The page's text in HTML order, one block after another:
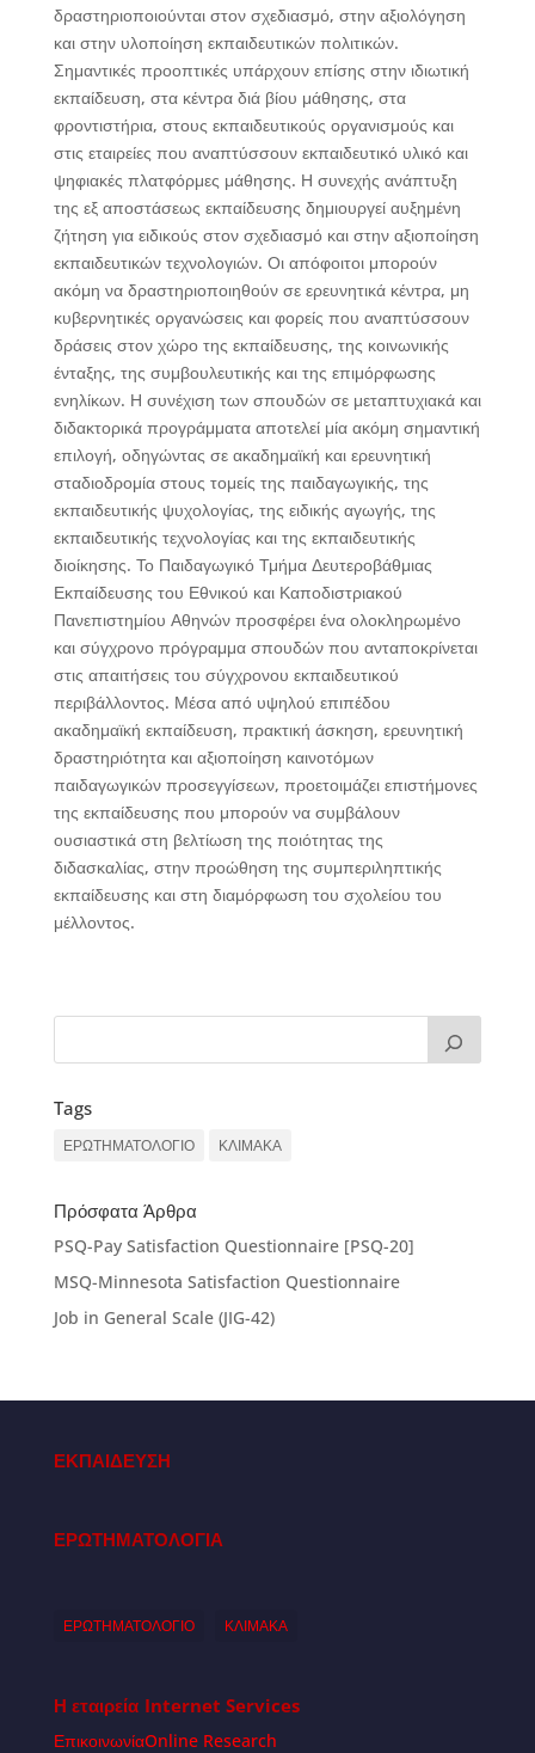
δραστηριοποιούνται στον σχεδιασμό, στην αξιολόγηση
και στην υλοποίηση εκπαιδευτικών πολιτικών.
Σημαντικές προοπτικές υπάρχουν επίσης στην ιδιωτική
εκπαίδευση, στα κέντρα διά βίου μάθησης, στα
φροντιστήρια, στους εκπαιδευτικούς οργανισμούς και
στις εταιρείες που αναπτύσσουν εκπαιδευτικό υλικό και
ψηφιακές πλατφόρμες μάθησης. Η συνεχής ανάπτυξη
της εξ αποστάσεως εκπαίδευσης δημιουργεί αυξημένη
ζήτηση για ειδικούς στον σχεδιασμό και στην αξιοποίηση
εκπαιδευτικών τεχνολογιών. Οι απόφοιτοι μπορούν
ακόμη να δραστηριοποιηθούν σε ερευνητικά κέντρα, μη
κυβερνητικές οργανώσεις και φορείς που αναπτύσσουν
δράσεις στον χώρο της εκπαίδευσης, της κοινωνικής
ένταξης, της συμβουλευτικής και της επιμόρφωσης
ενηλίκων. Η συνέχιση των σπουδών σε μεταπτυχιακά και
διδακτορικά προγράμματα αποτελεί μία ακόμη σημαντική
επιλογή, οδηγώντας σε ακαδημαϊκή και ερευνητική
σταδιοδρομία στους τομείς της παιδαγωγικής, της
εκπαιδευτικής ψυχολογίας, της ειδικής αγωγής, της
εκπαιδευτικής τεχνολογίας και της εκπαιδευτικής
διοίκησης. Το Παιδαγωγικό Τμήμα Δευτεροβάθμιας
Εκπαίδευσης του Εθνικού και Καποδιστριακού
Πανεπιστημίου Αθηνών προσφέρει ένα ολοκληρωμένο
και σύγχρονο πρόγραμμα σπουδών που ανταποκρίνεται
στις απαιτήσεις του σύγχρονου εκπαιδευτικού
περιβάλλοντος. Μέσα από υψηλού επιπέδου
ακαδημαϊκή εκπαίδευση, πρακτική άσκηση, ερευνητική
δραστηριότητα και αξιοποίηση καινοτόμων
παιδαγωγικών προσεγγίσεων, προετοιμάζει επιστήμονες
της εκπαίδευσης που μπορούν να συμβάλουν
ουσιαστικά στη βελτίωση της ποιότητας της
διδασκαλίας, στην προώθηση της συμπεριληπτικής
εκπαίδευσης και στη διαμόρφωση του σχολείου του
μέλλοντος.
Tags
ΕΡΩΤΗΜΑΤΟΛΟΓΙΟ ΚΛΙΜΑΚΑ
Πρόσφατα Άρθρα
PSQ-Pay Satisfaction Questionnaire [PSQ-20]
MSQ-Minnesota Satisfaction Questionnaire
Job in General Scale (JIG-42)
ΕΚΠΑΙΔΕΥΣΗ
ΕΡΩΤΗΜΑΤΟΛΟΓΙΑ
ΕΡΩΤΗΜΑΤΟΛΟΓΙΟ ΚΛΙΜΑΚΑ
Η εταιρεία
Επικοινωνία
Internet Services
Online Research